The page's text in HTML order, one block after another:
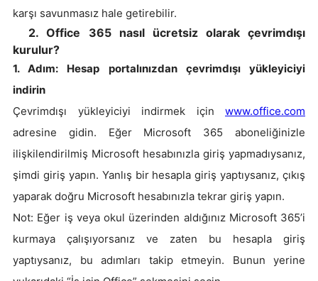
karşı savunmasız hale getirebilir.
2. Office 365 nasıl ücretsiz olarak çevrimdışı
kurulur?
1. Adım: Hesap portalınızdan çevrimdışı yükleyiciyi
indirin
Çevrimdışı yükleyiciyi indirmek için www.office.com
adresine gidin. Eğer Microsoft 365 aboneliğinizle
ilişkilendirilmiş Microsoft hesabınızla giriş yapmadıysanız,
şimdi giriş yapın. Yanlış bir hesapla giriş yaptıysanız, çıkış
yaparak doğru Microsoft hesabınızla tekrar giriş yapın.
Not: Eğer iş veya okul üzerinden aldığınız Microsoft 365’i
kurmaya çalışıyorsanız ve zaten bu hesapla giriş
yaptıysanız, bu adımları takip etmeyin. Bunun yerine